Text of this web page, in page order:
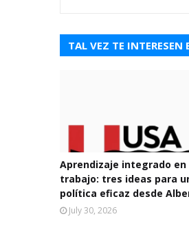
TAL VEZ TE INTERESEN
Aprendizaje integrado en
trabajo: tres ideas para
política eficaz desde
July 30, 2026